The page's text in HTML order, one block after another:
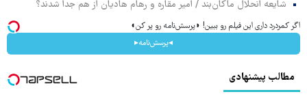
شایعه انحلال ماکان‌بند / امیر مقاره و رهام هادیان از هم جدا شدند؟
اگر کمردرد داری این فیلم رو ببین! ◗پرسش‌نامه رو پر کن◖
◂پرسش‌نامه▸
مطالب پیشنهادی